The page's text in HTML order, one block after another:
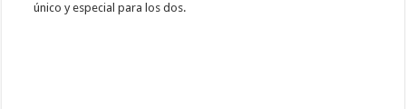
único y especial para los dos.